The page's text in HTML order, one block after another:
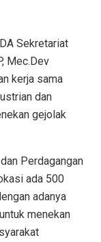
Sekretariat
Mec.Dev
kerja sama
dan
gejolak
Perdagangan
ada 500
adanya
menekan